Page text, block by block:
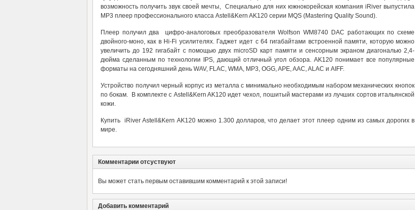
возможность получить звук своей мечты, Специально для них южнокорейская компания iRiver выпустила
MP3 плеер профессионального класса Astell&Kern AK120 серии MQS (Mastering Quality Sound).
Плеер получил два цифро-аналоговых преобразователя Wolfson WM8740 DAC работающих по схеме
двойного-моно, как в Hi-Fi усилителях. Гаджет идет с 64 гигабайтами встроенной памяти, которую можно
увеличить до 192 гигабайт с помощью двух microSD карт памяти и сенсорным экраном диагональю 2,4-
дюйма сделанным по технологии IPS, дающий отличный угол обзора. AK120 понимает все популярные
форматы на сегодняшний день WAV, FLAC, WMA, MP3, OGG, APE, AAC, ALAC и AIFF.
Устройство получил черный корпус из металла с минимально необходимым набором механических кнопок
по бокам. В комплекте с Astell&Kern AK120 идет чехол, пошитый мастерами из лучших сортов итальянской
кожи.
Купить iRiver Astell&Kern AK120 можно 1.300 долларов, что делает этот плеер одним из самых дорогих в
мире.
Комментарии отсуствуют
Вы может стать первым оставившим комментарий к этой записи!
Добавить комментарий